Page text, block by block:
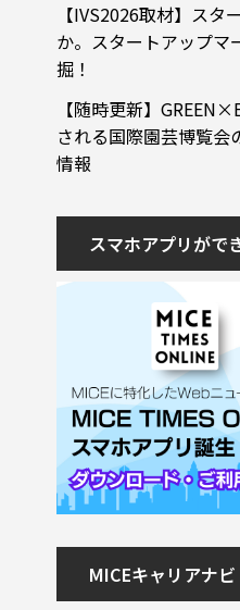
【IVS2026取材】スタ
か。スタートアップマ
掘！
【随時更新】
される国際園芸博覧会
情報
スマホアプリがで
MICEキャリアナビ